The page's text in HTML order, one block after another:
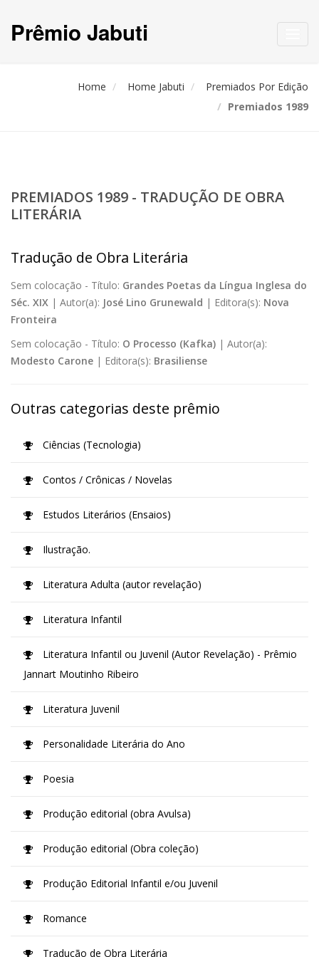
Prêmio Jabuti
Home Home Jabuti
Premiados Por Edição
Premiados 1989
PREMIADOS 1989 - TRADUÇÃO DE OBRA
LITERÁRIA
Tradução de Obra Literária
Sem colocação - Título: Grandes Poetas da Língua Inglesa do
Séc. XIX | Autor(a): José Lino Grunewald | Editora(s): Nova
Fronteira
Sem colocação - Título: O Processo (Kafka) | Autor(a):
Modesto Carone | Editora(s): Brasiliense
Outras categorias deste prêmio
Ciências (Tecnologia)
Contos / Crônicas / Novelas
Estudos Literários (Ensaios)
Ilustração.
Literatura Adulta (autor revelação)
Literatura Infantil
Literatura Infantil ou Juvenil (Autor Revelação) - Prêmio
Jannart Moutinho Ribeiro
Literatura Juvenil
Personalidade Literária do Ano
Poesia
Produção editorial (obra Avulsa)
Produção editorial (Obra coleção)
Produção Editorial Infantil e/ou Juvenil
Romance
Tradução de Obra Literária